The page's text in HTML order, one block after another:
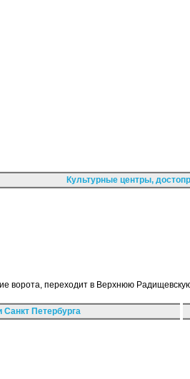
Культурные центры,
ворота, переходит в Верхнюю
Петербурга